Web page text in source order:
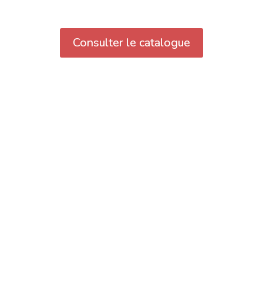
Consulter le catalogue